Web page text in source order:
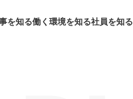
を知る働く環境を知る社員を知る